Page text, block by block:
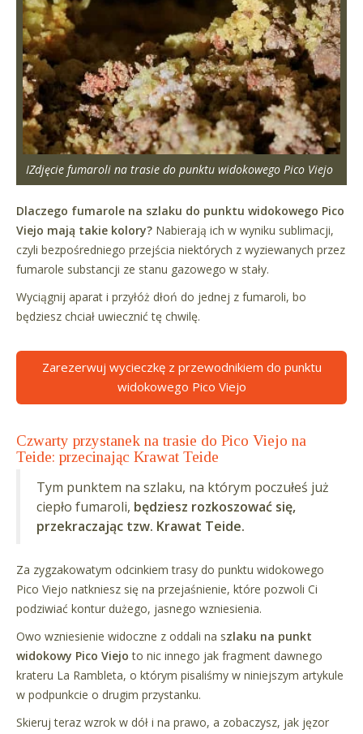
IZdjęcie fumaroli na trasie do punktu widokowego Pico Viejo
Dlaczego fumarole na szlaku do punktu widokowego Pico
Viejo mają takie kolory? Nabierają ich w wyniku sublimacji,
czyli bezpośredniego przejścia niektórych z wyziewanych przez
fumarole substancji ze stanu gazowego w stały.
Wyciągnij aparat i przyłóż dłoń do jednej z fumaroli, bo
będziesz chciał uwiecznić tę chwilę.
Zarezerwuj wycieczkę z przewodnikiem do punktu
widokowego Pico Viejo
Czwarty przystanek na trasie do Pico Viejo na
Teide: przecinając Krawat Teide
Tym punktem na szlaku, na którym poczułeś już
ciepło fumaroli, będziesz rozkoszować się,
przekraczając tzw. Krawat Teide.
Za zygzakowatym odcinkiem trasy do punktu widokowego
Pico Viejo natkniesz się na przejaśnienie, które pozwoli Ci
podziwiać kontur dużego, jasnego wzniesienia.
Owo wzniesienie widoczne z oddali na szlaku na punkt
widokowy Pico Viejo to nic innego jak fragment dawnego
krateru La Rambleta, o którym pisaliśmy w niniejszym artykule
w podpunkcie o drugim przystanku.
Skieruj teraz wzrok w dół i na prawo, a zobaczysz, jak jęzor